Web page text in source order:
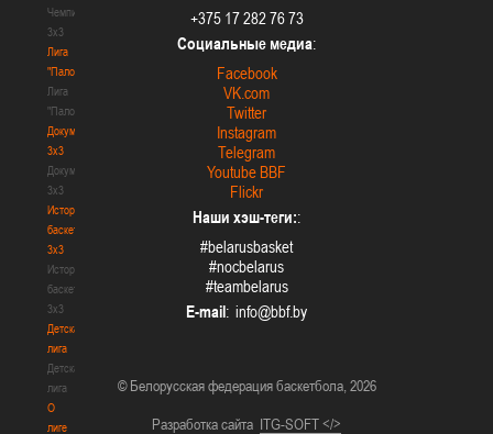
Чемпионат
3х3
Лига
"Палова"
Лига
"Палова"
Документы
3х3
Документы
3х3
История
баскетбола
3х3
История
баскетбола
3х3
Детская
лига
Детская
лига
О
лиге
+375 17 282 76 73
Социальные медиа:
Facebook
VK.com
Twitter
Instagram
Telegram
Youtube BBF
Flickr
Наши хэш-теги::
#belarusbasket
#nocbelarus
#teambelarus
E-mail:
© Белорусская федерация баскетбола, 2026
Разработка сайта ITG-SOFT </>